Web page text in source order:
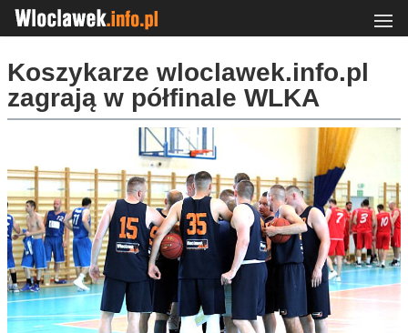
Koszykarze wloclawek.info.pl
zagrają w półfinale WLKA